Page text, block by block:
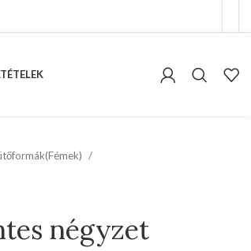
négyzet